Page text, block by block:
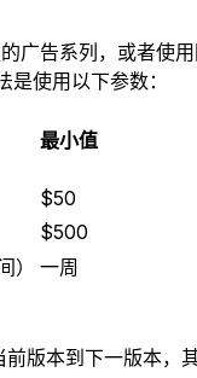
广告系列，或者使
使用以下参数：
最小值
$50
$500
一周
版本到下一版本，